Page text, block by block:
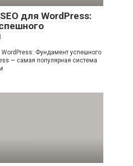
для WordPress:
WordPress: Фундамент успешного
— самая популярная система